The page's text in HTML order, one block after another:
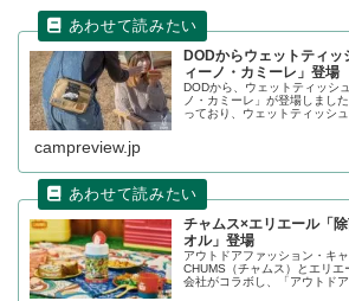
DODからウェットティ
ィーノ・カミーレ」登場
DODから、ウェットティッシ
ノ・カミーレ」が登場しまし
っており、ウェットティッシ
campreview.jp
チャムス×エリエール「
オル」登場
アウトドアファッション・キ
CHUMS（チャムス）とエリ
会社がコラボし、「アウトド